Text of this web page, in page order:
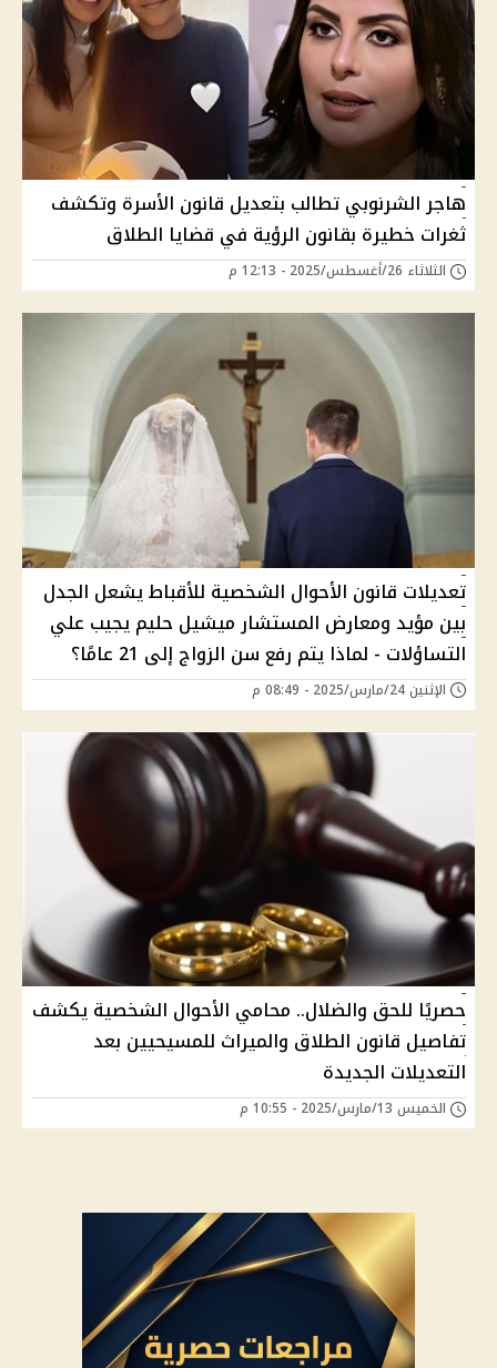
هاجر الشرنوبي تطالب بتعديل قانون الأسرة وتكشف
ثغرات خطيرة بقانون الرؤية في قضايا الطلاق
الثلاثاء 26/أغسطس/2025 - 12:13 م
تعديلات قانون الأحوال الشخصية للأقباط يشعل الجدل
بين مؤيد ومعارض المستشار ميشيل حليم يجيب علي
التساؤلات - لماذا يتم رفع سن الزواج إلى 21 عامًا؟
الإثنين 24/مارس/2025 - 08:49 م
حصريًا للحق والضلال.. محامي الأحوال الشخصية يكشف
تفاصيل قانون الطلاق والميراث للمسيحيين بعد
التعديلات الجديدة
الخميس 13/مارس/2025 - 10:55 م